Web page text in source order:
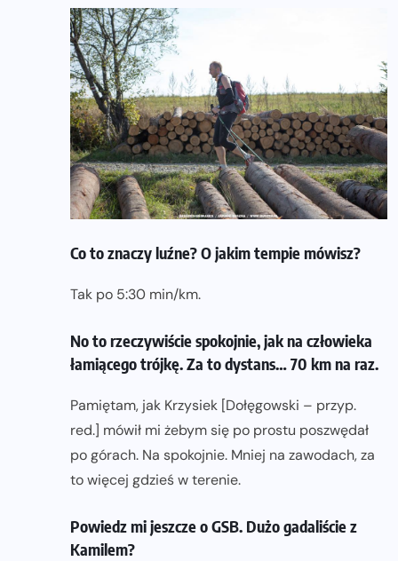
Co to znaczy luźne? O jakim tempie mówisz?
Tak po 5:30 min/km.
No to rzeczywiście spokojnie, jak na człowieka
łamiącego trójkę. Za to dystans… 70 km na raz.
Pamiętam, jak Krzysiek [Dołęgowski – przyp.
red.] mówił mi żebym się po prostu poszwędał
po górach. Na spokojnie. Mniej na zawodach, za
to więcej gdzieś w terenie.
Powiedz mi jeszcze o GSB. Dużo gadaliście z
Kamilem?